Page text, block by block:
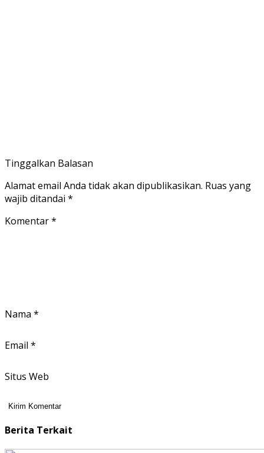
Tinggalkan Balasan
Alamat email Anda tidak akan dipublikasikan. Ruas yang
wajib ditandai *
Komentar*
Nama *
Email *
Situs Web
Berita Terkait